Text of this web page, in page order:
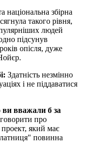
національна збірна
такого рівня,
людей
підсунув
опісля, дуже
Здатність незмінно
і не піддаватися
ви вважали б за
про
який має
повинна